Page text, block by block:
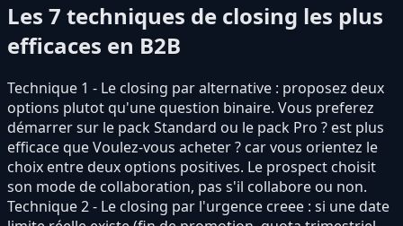
Les 7 techniques de closing les plus
efficaces en B2B
Technique 1 - Le closing par alternative : proposez deux
options plutot qu'une question binaire. Vous preferez
démarrer sur le pack Standard ou le pack Pro ? est plus
efficace que Voulez-vous acheter ? car vous orientez le
choix entre deux options positives. Le prospect choisit
son mode de collaboration, pas s'il collabore ou non.
Technique 2 - Le closing par l'urgence creee : si une date